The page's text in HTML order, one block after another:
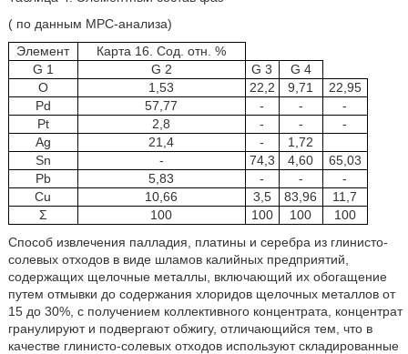
( по данным МРС-анализа)
Элемент
Карта 16. Сод. отн. %
G 1
G 2 G 3
G 4
O
1,53 22,2 9,71
22,95
Pd
57,77 - -
-
Pt
2,8 - -
-
Ag
21,4 -
1,72
Sn
- 74,3 4,60
65,03
Pb
5,83 - -
-
Cu
10,66 3,5 83,96
11,7
Σ
100 100 100
100
Способ извлечения палладия, платины и серебра из глинисто-
солевых отходов в виде шламов калийных предприятий,
содержащих щелочные металлы, включающий их обогащение
путем отмывки до содержания хлоридов щелочных металлов от
15 до 30%, с получением коллективного концентрата, концентрат
гранулируют и подвергают обжигу, отличающийся тем, что в
качестве глинисто-солевых отходов используют складированные